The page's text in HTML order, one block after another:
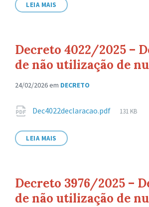
LEIA MAIS
Decreto 4022/2025 –
de não utilização de
24/02/2026em DECRETO
Anexos
Dec4022declaracao.pdf
Tamanho
131 KB
LEIA MAIS
Decreto 3976/2025 –
de não utilização de